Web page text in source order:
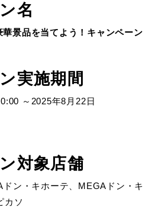
名
景品を当てよう！キャンペーン
実施期間
～2025年8月22日
対象店舗
ドン・キホーテ、MEGAドン・キ
カソ